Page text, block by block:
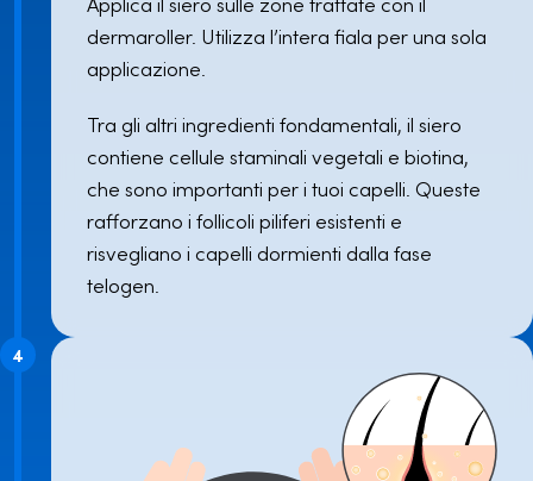
dermaroller. Utilizza l’intera fiala per una sola
applicazione.
Tra gli altri ingredienti fondamentali, il siero
contiene cellule staminali vegetali e biotina,
che sono importanti per i tuoi capelli. Queste
rafforzano i follicoli piliferi esistenti e
risvegliano i capelli dormienti dalla fase
telogen.
4